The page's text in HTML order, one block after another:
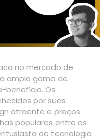
no mercado de
ampla gama de
benefício. Os
por suas
atraente e preços
populares entre os
de tecnologia